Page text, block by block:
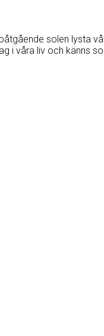
solen lysta
i våra liv och känns